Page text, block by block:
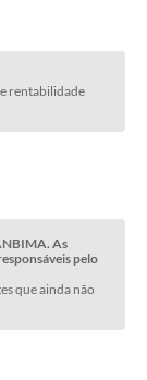
rentabilidade
As
pelo
que ainda não